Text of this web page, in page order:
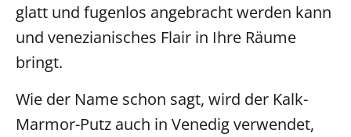
glatt und fugenlos angebracht werden kann
und venezianisches Flair in Ihre Räume
bringt.
Wie der Name schon sagt, wird der Kalk-
Marmor-Putz auch in Venedig verwendet,